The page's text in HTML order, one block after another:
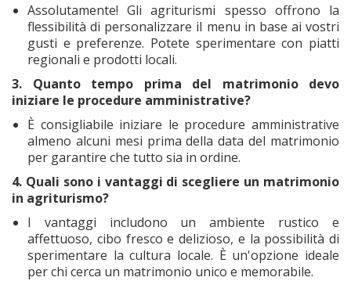
Assolutamente! Gli agriturismi spesso offrono la
flessibilità di personalizzare il menu in base ai vostri
gusti e preferenze. Potete sperimentare con piatti
regionali e prodotti locali.
3. Quanto tempo prima del matrimonio devo
iniziare le procedure amministrative?
È consigliabile iniziare le procedure amministrative
almeno alcuni mesi prima della data del matrimonio
per garantire che tutto sia in ordine.
4. Quali sono i vantaggi di scegliere un matrimonio
in agriturismo?
I vantaggi includono un ambiente rustico e
affettuoso, cibo fresco e delizioso, e la possibilità di
sperimentare la cultura locale. È un'opzione ideale
per chi cerca un matrimonio unico e memorabile.